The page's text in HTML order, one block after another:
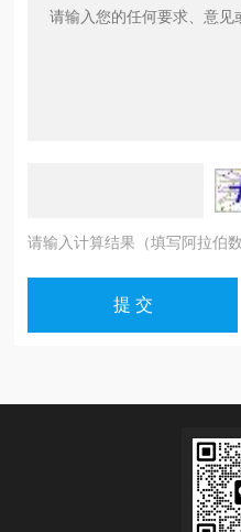
请输入计算结果（填写阿拉伯